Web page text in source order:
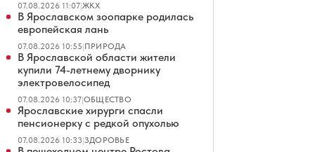
07.08.2026 11:07|ЖКХ
В Ярославском зоопарке родилась
европейская лань
07.08.2026 10:55|ПРИРОДА
В Ярославской области жители
купили 74-летнему дворнику
электровелосипед
07.08.2026 10:37|ОБЩЕСТВО
Ярославские хирурги спасли
пенсионерку с редкой опухолью
07.08.2026 10:33|ЗДОРОВЬЕ